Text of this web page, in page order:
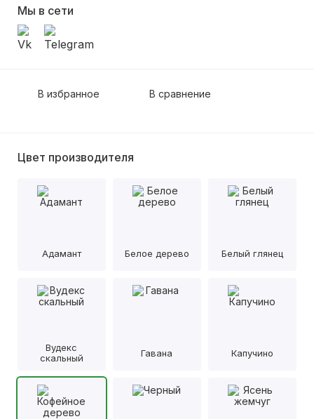
Мы в сети
В избранное В сравнение
Цвет производителя
Адамант Белое дерево Белый глянец
Вудекс
скальный
Гавана Капучино